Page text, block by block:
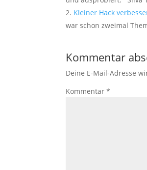
Kleiner Hack
war schon zweimal
Kommentar
Deine E-Mail-Adresse
Kommentar*